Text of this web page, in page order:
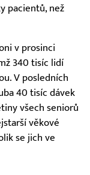
pacientů, než
v prosinci
340 tisíc lidí
V posledních
40 tisíc dávek
všech seniorů
věkové
se jich ve